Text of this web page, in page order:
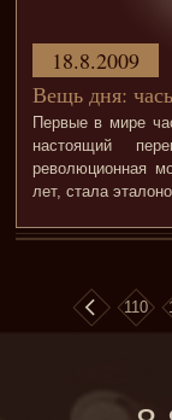
Вещь дня:
Первые в мире
настоящий
революционная
лет, стала
18.8.2009
110